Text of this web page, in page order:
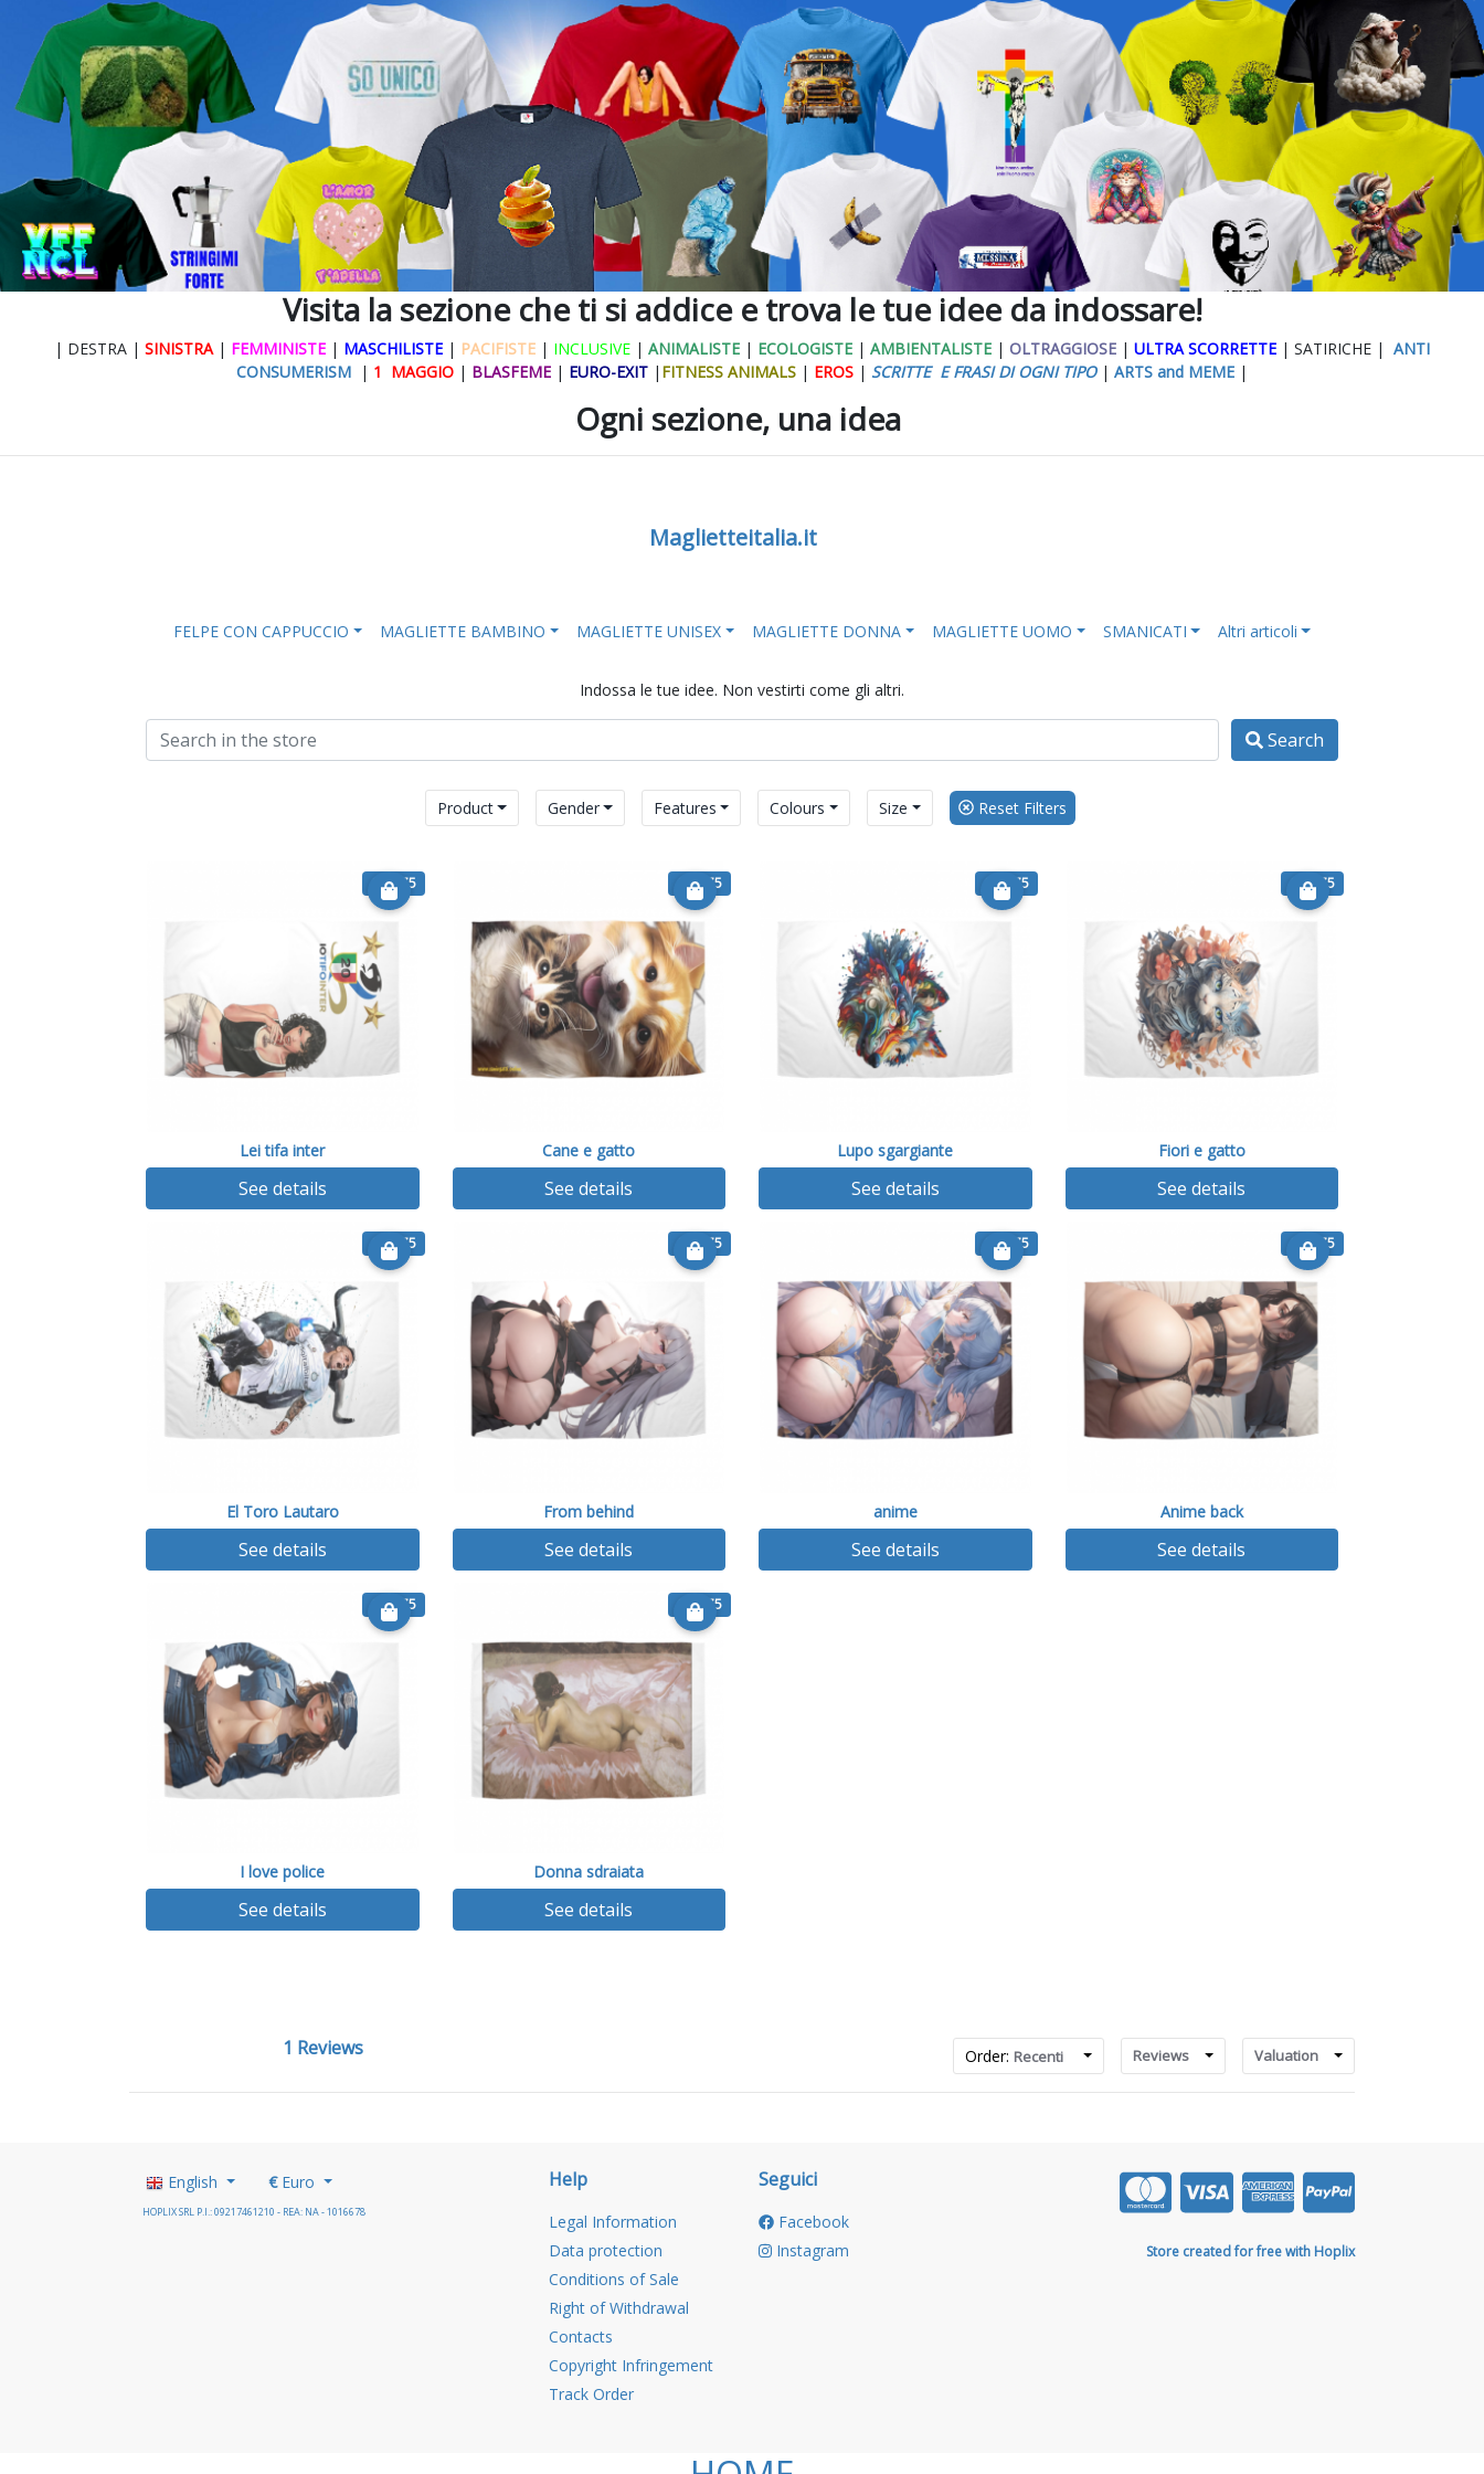
Visita la sezione che ti si addice e trova le tue idee da indossare!
| DESTRA | SINISTRA | FEMMINISTE | MASCHILISTE | PACIFISTE | INCLUSIVE | ANIMALISTE | ECOLOGISTE | AMBIENTALISTE | OLTRAGGIOSE | ULTRA SCORRETTE | SATIRICHE | ANTI
CONSUMERISM | 1 MAGGIO | BLASFEME | EURO-EXIT | FITNESS ANIMALS | EROS | SCRITTE E FRASI DI OGNI TIPO | ARTS and MEME |
Ogni sezione, una idea
Maglietteitalia.it
FELPE CON CAPPUCCIO MAGLIETTE BAMBINO MAGLIETTE UNISEX MAGLIETTE DONNA MAGLIETTE UOMO SMANICATI Altri articoli
Indossa le tue idee. Non vestirti come gli altri.
Search
€ 25.75
Lei tifa inter
See details
€ 25.75
Cane e gatto
See details
€ 25.75
Lupo sgargiante
See details
€ 25.75
Fiori e gatto
See details
€ 25.75
El Toro Lautaro
See details
€ 25.75
From behind
See details
€ 25.75
anime
See details
€ 25.75
Anime back
See details
€ 25.75
I love police
See details
€ 25.75
Donna sdraiata
See details
Product Gender Features Colours Size Reset Filters
1 Reviews Valuation
Reviews
Order: Recenti
English €Euro
HOPLIX SRL P.I.: 09217461210 - REA: NA - 1016678
Help
Legal Information
Data protection
Conditions of Sale
Right of Withdrawal
Contacts
Copyright Infringement
Track Order
Seguici
Facebook
Instagram
Store created for free with Hoplix